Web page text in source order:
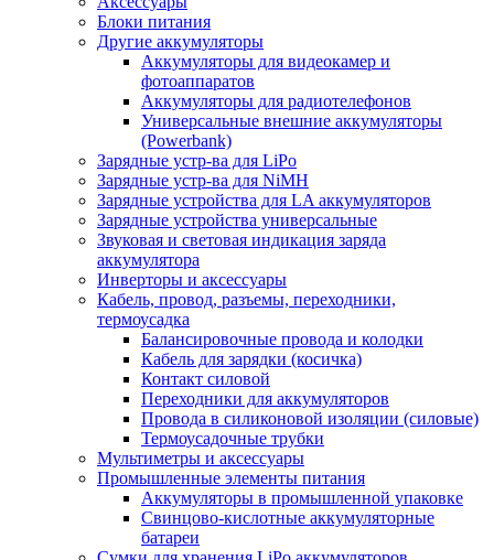
Блоки питания
Другие аккумуляторы
Аккумуляторы для видеокамер и
фотоаппаратов
Аккумуляторы для радиотелефонов
Универсальные внешние аккумуляторы
(Powerbank)
Зарядные устр-ва для LiPo
Зарядные устр-ва для NiMH
Зарядные устройства для LA аккумуляторов
Зарядные устройства универсальные
Звуковая и световая индикация заряда
аккумулятора
Инверторы и аксессуары
Кабель, провод, разъемы, переходники,
термоусадка
Балансировочные провода и колодки
Кабель для зарядки (косичка)
Контакт силовой
Переходники для аккумуляторов
Провода в силиконовой изоляции (силовые)
Термоусадочные трубки
Мультиметры и аксессуары
Промышленные элементы питания
Аккумуляторы в промышленной упаковке
Свинцово-кислотные аккумуляторные
батареи